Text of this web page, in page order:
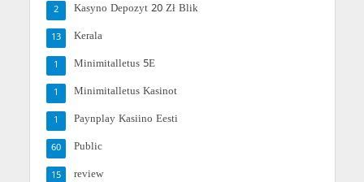
Kasyno Depozyt 20 Zł Blik
2
Kerala
13
Minimitalletus 5E
1
Minimitalletus Kasinot
1
Paynplay Kasiino Eesti
1
Public
60
review
15